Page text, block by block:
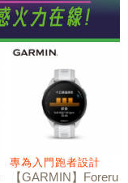
專為入門跑者設計
【GARMIN】Foreru